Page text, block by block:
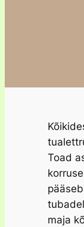
Toad
maja